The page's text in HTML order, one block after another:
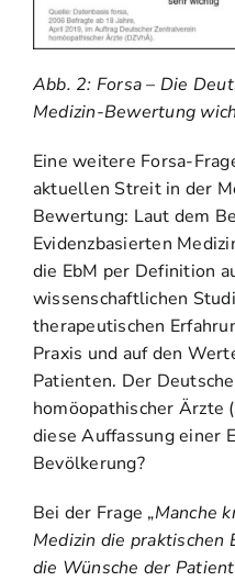
Abb. 2: Forsa – Die
Medizin-Bewertung
Eine weitere Forsa-
aktuellen Streit in der
Bewertung: Laut dem
Evidenzbasierten
die EbM per Definition
wissenschaftlichen
therapeutischen
Praxis und auf den
Patienten. Der
homöopathischer Ärzte
diese Auffassung einer
Bevölkerung?
Bei der Frage „Manche
Medizin die praktischen
die Wünsche der